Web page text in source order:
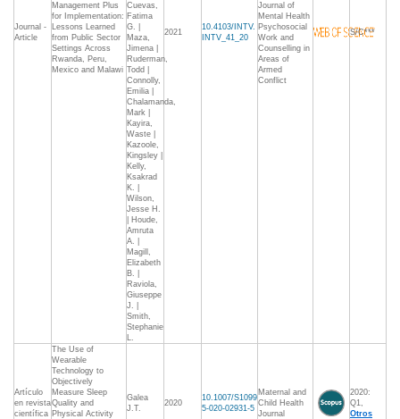
Journal -
Article
Management Plus
for Implementation:
Lessons Learned
from Public Sector
Settings Across
Rwanda, Peru,
Mexico and Malawi
Cuevas,
Fatima
G. |
Maza,
Jimena |
Ruderman,
Todd |
Connolly,
Emilia |
Chalamanda,
Mark |
Kayira,
Waste |
Kazoole,
Kingsley |
Kelly,
Ksakrad
K. |
Wilson,
Jesse H.
| Houde,
Amruta
A. |
Magill,
Elizabeth
B. |
Raviola,
Giuseppe
J. |
Smith,
Stephanie
L.
2021
10.4103/INTV.
INTV_41_20
Journal of
Mental Health
Psychosocial
Work and
Counselling in
Areas of
Armed
Conflict
S/C***
Artículo
en revista
científica
The Use of
Wearable
Technology to
Objectively
Measure Sleep
Quality and
Physical Activity
Galea
J.T.
2020
10.1007/S1099
5-020-02931-5
Maternal and
Child Health
Journal
2020:
Q1,
Otros